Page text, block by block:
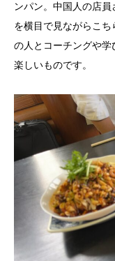
ンパン。中国人の店
を横目で見ながらこ
の人とコーチングや学
楽しいものです。